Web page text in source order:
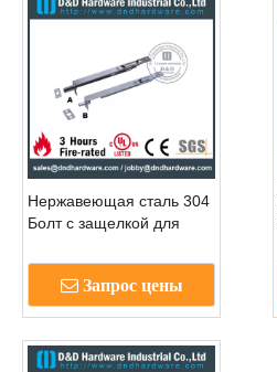
Нержавеющая сталь 304
Болт с защелкой для
польским DDDB005
Запрос цены